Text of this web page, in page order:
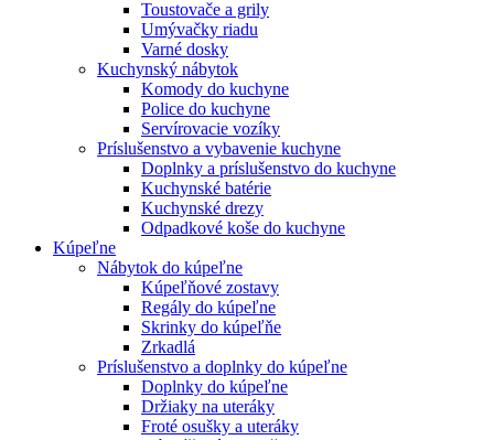
Toustovače a grily
Umývačky riadu
Varné dosky
Kuchynský nábytok
Komody do kuchyne
Police do kuchyne
Servírovacie vozíky
Príslušenstvo a vybavenie kuchyne
Doplnky a príslušenstvo do kuchyne
Kuchynské batérie
Kuchynské drezy
Odpadkové koše do kuchyne
Kúpeľne
Nábytok do kúpeľne
Kúpeľňové zostavy
Regály do kúpeľne
Skrinky do kúpeľňe
Zrkadlá
Príslušenstvo a doplnky do kúpeľne
Doplnky do kúpeľne
Držiaky na uteráky
Froté osušky a uteráky